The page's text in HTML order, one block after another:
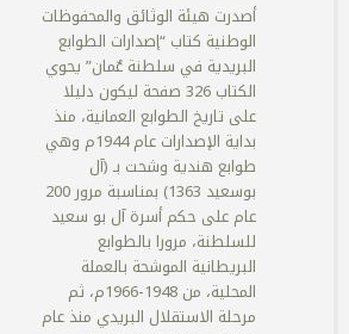
أصدرت هيئة الوثائق والمحفوظات
الوطنية كتاب “إصدارات الطوابع
البريدية في سلطنة عٌمان” يحوي
الكتاب 326 صفحة ليكون دليلا
على تاريخ الطوابع العمانية، منذ
بداية الإصدارات عام 1944م وهي
طوابع هندية وشحت بـ (آل
بوسعيد 1363) بمناسبة مرور 200
عام على حكم أسرة آل بو سعيد
للسلطنة، مرورا بالطوابع
البريطانية الموشحة بالعملة
المحلية، من 1948-1966م، ثم
مرحلة الاستقلال البريدي منذ عام